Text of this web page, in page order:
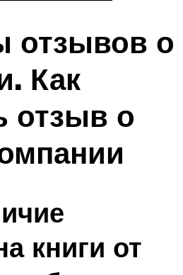
отзывов о
Как
отзыв о
книги от